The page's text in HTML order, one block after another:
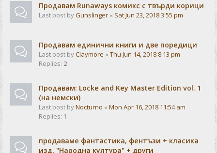
Продавам Runaways комикс с твърди корици
Last post byGunslinger « Sat Jun 23, 2018 3:55 pm
Продавам единични книги и две поредици
Last post byClaymore « Thu Jun 14, 2018 8:13 pm
Replies: 2
Продавам: Locke and Key Master Edition vol. 1
(на немски)
Last post byNocturno « Mon Apr 16, 2018 11:54 am
Replies: 1
продаваме фантастика, фентъзи + класика
изд. "Народна култура" + други